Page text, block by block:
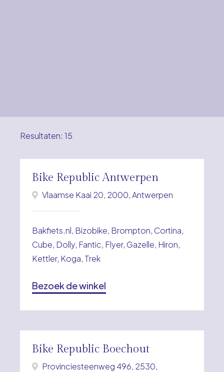
Resultaten: 15
Bike Republic Antwerpen
Vlaamse Kaai 20, 2000, Antwerpen
Bakfiets.nl, Bizobike, Brompton, Cortina,
Cube, Dolly, Fantic, Flyer, Gazelle, Hiron,
Kettler, Koga, Trek
Bezoek de winkel
Bike Republic Boechout
Provinciesteenweg 496, 2530,